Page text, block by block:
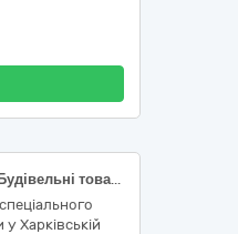
ДК 021:2015: 44420000-0 — Будівельні товари
Харківській